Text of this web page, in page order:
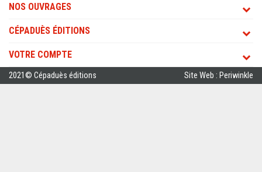
NOS OUVRAGES
CÉPADUÈS ÉDITIONS
VOTRE COMPTE
2021© Cépaduès éditions Site Web : Periwinkle